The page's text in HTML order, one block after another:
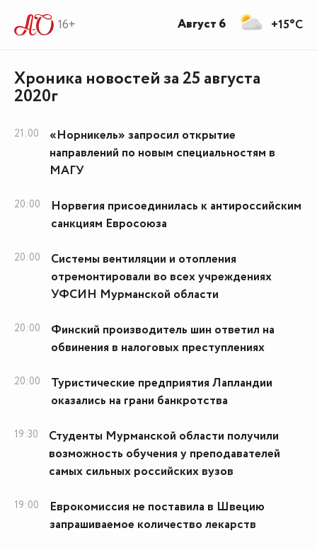
16+
Хроника новостей за 25 августа
2020г
21:00
«Норникель» запросил открытие
направлений по новым специальностям в
МАГУ
20:00
Норвегия присоединилась к антироссийским
санкциям Евросоюза
20:00
Системы вентиляции и отопления
отремонтировали во всех учреждениях
УФСИН Мурманской области
20:00
Финский производитель шин ответил на
обвинения в налоговых преступлениях
20:00
Туристические предприятия Лапландии
оказались на грани банкротства
19:30
Студенты Мурманской области получили
возможность обучения у преподавателей
самых сильных российских вузов
19:00
Еврокомиссия не поставила в Швецию
запрашиваемое количество лекарств
+15°C
Август 6